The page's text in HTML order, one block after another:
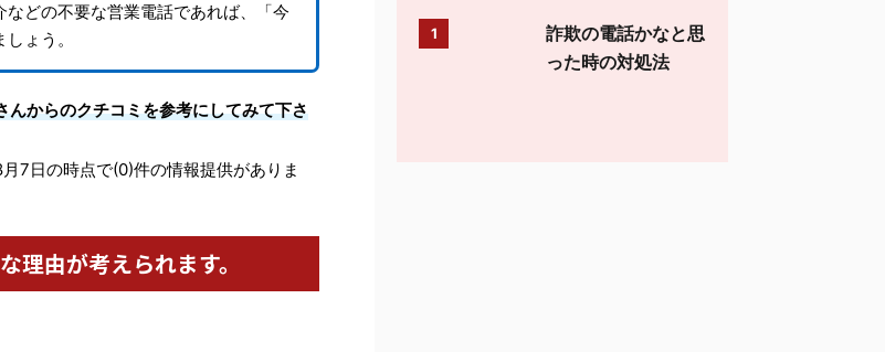
どの不要な営業電話であれば、「今
ょう。
からのクチコミを参考にしてみて下さ
7日の時点で(0)件の情報提供がありま
理由が考えられます。
1
詐欺の電話かなと思
った時の対処法